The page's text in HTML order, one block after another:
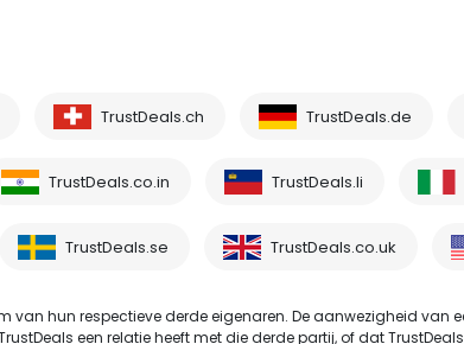
TrustDeals.ch TrustDeals.de
TrustDeals.co.in TrustDeals.li
TrustDeals.se TrustDeals.co.uk
hun respectieve derde eigenaren. De aanwezigheid van
een relatie heeft met die derde partij, of dat